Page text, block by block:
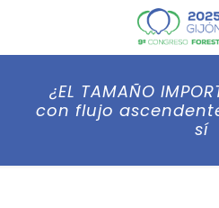
¿EL TAMAÑO
con flujo
sí